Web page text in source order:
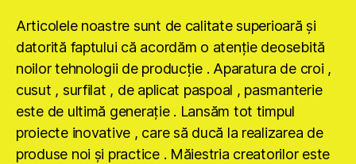
Articolele noastre sunt de calitate superioară şi
datorită faptului că acordăm o atenţie deosebită
noilor tehnologii de producţie . Aparatura de croi ,
cusut , surfilat , de aplicat paspoal , pasmanterie
este de ultimă generaţie . Lansăm tot timpul
proiecte inovative , care să ducă la realizarea de
produse noi şi practice . Măiestria creatorilor este